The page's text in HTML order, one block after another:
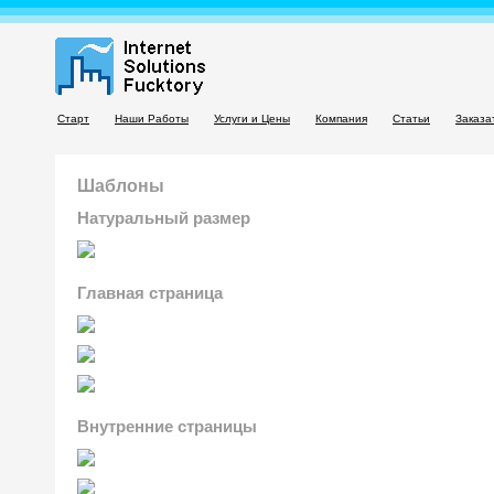
Старт Наши Работы Услуги и Цены Компания Статьи
Шаблоны
Натуральный размер
Главная страница
Внутренние страницы